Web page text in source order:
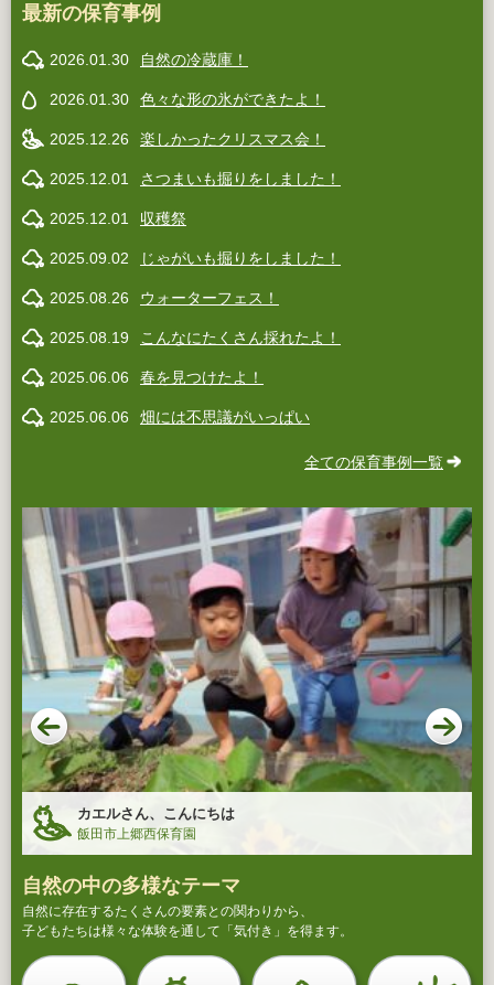
最新の保育事例
2026.01.30 自然の冷蔵庫！
2026.01.30 色々な形の氷ができたよ！
2025.12.26 楽しかったクリスマス会！
2025.12.01 さつまいも掘りをしました！
2025.12.01 収穫祭
2025.09.02 じゃがいも掘りをしました！
2025.08.26 ウォーターフェス！
2025.08.19 こんなにたくさん採れたよ！
2025.06.06 春を見つけたよ！
2025.06.06 畑には不思議がいっぱい
全ての保育事例一覧
カエルさん、こんにちは
飯田市上郷西保育園
自然の中の多様なテーマ
自然に存在するたくさんの要素との関わりから、
子どもたちは様々な体験を通して「気付き」を得ます。